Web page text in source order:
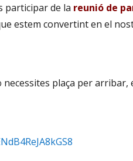
participar de la reunió de
estem convertint en el
necessites plaça per arribar,